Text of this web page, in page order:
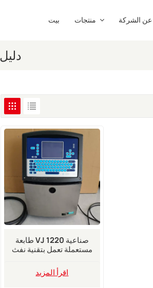
بيت عن الشركة
طابعة VJ 1220 صناعية
مستعملة تعمل بتقنية نفث
اقرأ المزيد